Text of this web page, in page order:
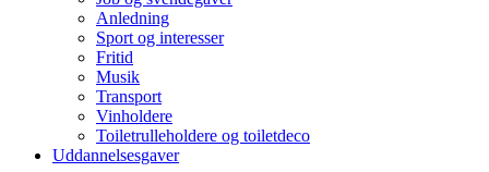
Anledning
Sport og interesser
Fritid
Musik
Transport
Vinholdere
Toiletrulleholdere og toiletdeco
Uddannelsesgaver